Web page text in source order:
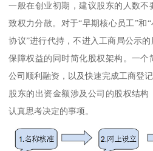
一般在创业初期，建议股东的人数
致权力分散。对于“早期核心员工”和
协议”进行代持，不进入工商局公示
保障权益的同时简化股权架构。一
公司顺利融资，以及快速完成工商登记
股东的出资金额涉及公司的股权结
认真思考决定的事项。